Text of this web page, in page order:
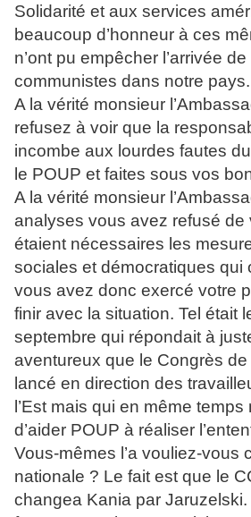
Solidarité et aux services
beaucoup d’honneur à ces
n’ont pu empêcher l’arrivée
communistes dans notre pays.
A la vérité monsieur
refusez à voir que la
incombe aux lourdes fautes
le POUP et faites sous vos
A la vérité monsieur
analyses vous avez refusé de
étaient nécessaires les
sociales et démocratiques qui
vous avez donc exercé votre
finir avec la situation. Tel était
septembre qui répondait à
aventureux que le Congrès
lancé en direction des
l’Est mais qui en même temps
d’aider POUP à réaliser
Vous-mêmes l’a vouliez-vous
nationale ? Le fait est que le
changea Kania par Jaruzelski.